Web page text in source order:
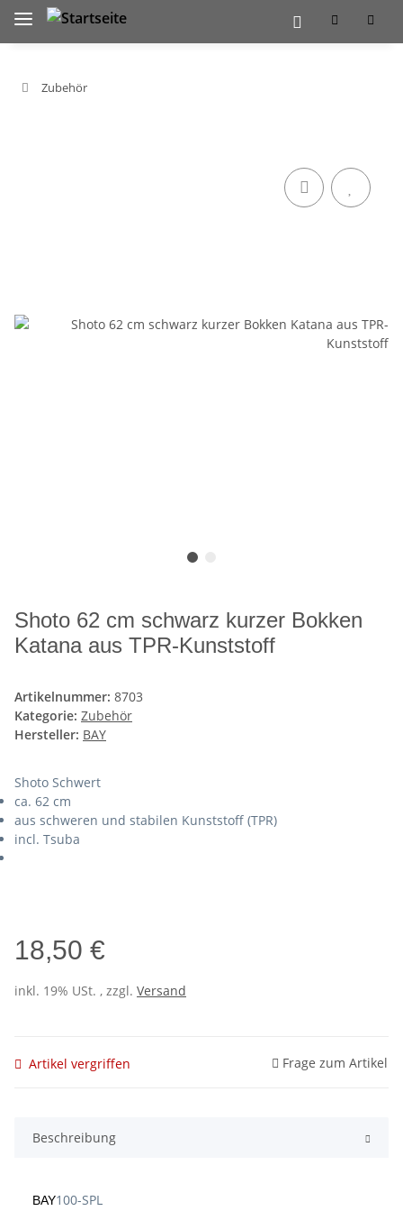
Zubehör
Shoto 62 cm schwarz kurzer Bokken
Katana aus TPR-Kunststoff
Artikelnummer: 8703
Kategorie: Zubehör
Hersteller: BAY
Shoto Schwert
ca. 62 cm
aus schweren und stabilen Kunststoff (TPR)
incl. Tsuba
18,50 €
inkl. 19% USt. , zzgl. Versand
Artikel vergriffen Frage zum Artikel
Beschreibung
BAY100-SPL